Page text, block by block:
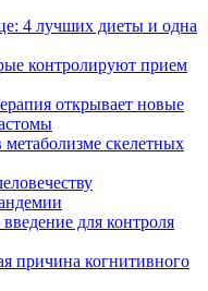
4 лучших диеты и одна
контролируют прием
открывает новые
скелетных
для контроля
причина когнитивного